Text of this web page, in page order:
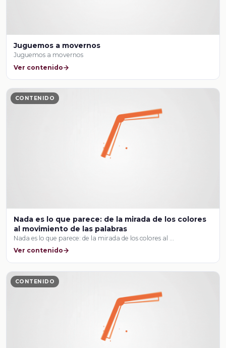
Juguemos a movernos
Juguemos a movernos
Ver contenido
CONTENIDO
Nada es lo que parece: de la mirada de los colores
al movimiento de las palabras
Nada es lo que parece: de la mirada de los colores al …
Ver contenido
CONTENIDO